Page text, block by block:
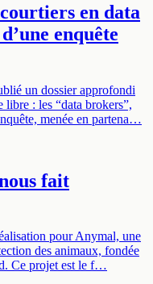
en data
enquête
un dossier approfondi
: les “data brokers”,
menée en partena…
fait
pour Anymal, une
des animaux, fondée
Ce projet est le f…